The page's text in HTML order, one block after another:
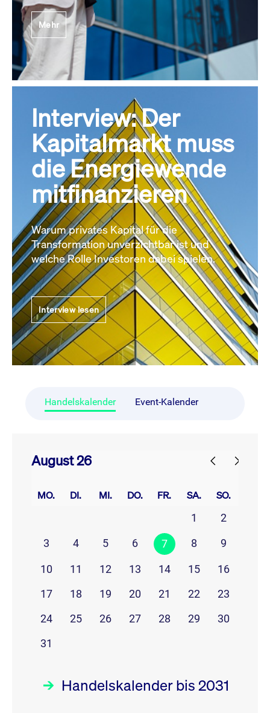
Mehr
Interview: Der
Kapitalmarkt muss
die Energiewende
mitfinanzieren
Warum privates Kapital für die
Transformation unverzichtbar ist und
welche Rolle Investoren dabei spielen.
Interview lesen
Handelskalender Event-Kalender
August 26
MO. DI. MI. DO. FR. SA. SO.
1
2
3
4 5 6 7 8 9
10 11 12 13 14 15
16
17
18 19 20 21 22
23
24
25 26 27 28 29
30
31
Handelskalender bis 2031